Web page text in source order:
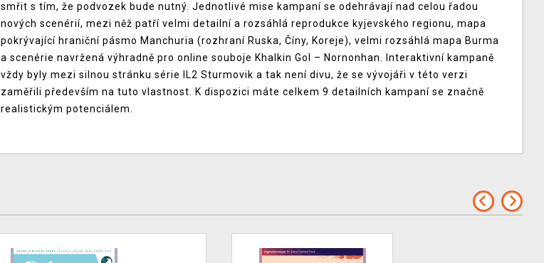
smřit s tím, že podvozek bude nutný. Jednotlivé mise kampaní se odehrávají nad celou řadou
nových scenérií, mezi něž patří velmi detailní a rozsáhlá reprodukce kyjevského regionu, mapa
pokrývající hraniční pásmo Manchuria (rozhraní Ruska, Číny, Koreje), velmi rozsáhlá mapa Burma
a scenérie navržená výhradně pro online souboje Khalkin Gol – Nornonhan. Interaktivní kampaně
vždy byly mezi silnou stránku série IL2 Sturmovik a tak není divu, že se vývojáři v této verzi
zaměřili především na tuto vlastnost. K dispozici máte celkem 9 detailních kampaní se značně
realistickým potenciálem.